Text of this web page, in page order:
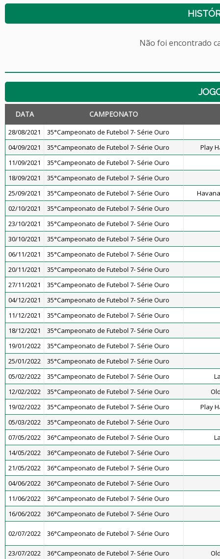
Não foi encontrado
DATA CAMPEONATO
28/08/2021
35°Campeonato de Futebol 7- Série Ouro
04/09/2021
35°Campeonato de Futebol 7- Série Ouro
Play
11/09/2021
35°Campeonato de Futebol 7- Série Ouro
18/09/2021
35°Campeonato de Futebol 7- Série Ouro
25/09/2021
35°Campeonato de Futebol 7- Série Ouro
02/10/2021
35°Campeonato de Futebol 7- Série Ouro
23/10/2021
35°Campeonato de Futebol 7- Série Ouro
30/10/2021
35°Campeonato de Futebol 7- Série Ouro
06/11/2021
35°Campeonato de Futebol 7- Série Ouro
20/11/2021
35°Campeonato de Futebol 7- Série Ouro
27/11/2021
35°Campeonato de Futebol 7- Série Ouro
04/12/2021
35°Campeonato de Futebol 7- Série Ouro
11/12/2021
35°Campeonato de Futebol 7- Série Ouro
18/12/2021
35°Campeonato de Futebol 7- Série Ouro
19/01/2022
35°Campeonato de Futebol 7- Série Ouro
25/01/2022
35°Campeonato de Futebol 7- Série Ouro
05/02/2022
35°Campeonato de Futebol 7- Série Ouro
12/02/2022
35°Campeonato de Futebol 7- Série Ouro
19/02/2022
35°Campeonato de Futebol 7- Série Ouro
Play
05/03/2022
35°Campeonato de Futebol 7- Série Ouro
07/05/2022
36°Campeonato de Futebol 7- Série Ouro
14/05/2022
36°Campeonato de Futebol 7- Série Ouro
21/05/2022
36°Campeonato de Futebol 7- Série Ouro
04/06/2022
36°Campeonato de Futebol 7- Série Ouro
11/06/2022
36°Campeonato de Futebol 7- Série Ouro
16/06/2022
36°Campeonato de Futebol 7- Série Ouro
02/07/2022 36°Campeonato de Futebol 7- Série Ouro
23/07/2022 36°Campeonato de Futebol 7- Série Ouro